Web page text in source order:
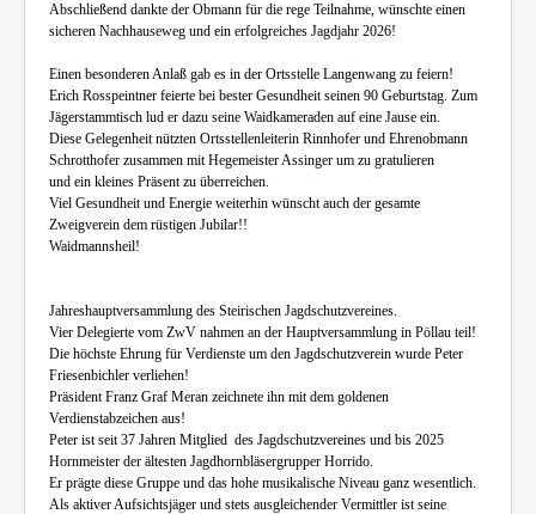
Abschließend dankte der Obmann für die rege Teilnahme, wünschte einen
sicheren Nachhauseweg und ein erfolgreiches Jagdjahr 2026!
Einen besonderen Anlaß gab es in der Ortsstelle Langenwang zu feiern!
Erich Rosspeintner feierte bei bester Gesundheit seinen 90 Geburtstag. Zum
Jägerstammtisch lud er dazu seine Waidkameraden auf eine Jause ein.
Diese Gelegenheit nützten Ortsstellenleiterin Rinnhofer und Ehrenobmann
Schrotthofer zusammen mit Hegemeister Assinger um zu gratulieren
und ein kleines Präsent zu überreichen.
Viel Gesundheit und Energie weiterhin wünscht auch der gesamte
Zweigverein dem rüstigen Jubilar!!
Waidmannsheil!
Jahreshauptversammlung des Steirischen Jagdschutzvereines.
Vier Delegierte vom ZwV nahmen an der Hauptversammlung in Pöllau teil!
Die höchste Ehrung für Verdienste um den Jagdschutzverein wurde Peter
Friesenbichler verliehen!
Präsident Franz Graf Meran zeichnete ihn mit dem goldenen
Verdienstabzeichen aus!
Peter ist seit 37 Jahren Mitglied des Jagdschutzvereines und bis 2025
Hornmeister der ältesten Jagdhornbläsergrupper Horrido.
Er prägte diese Gruppe und das hohe musikalische Niveau ganz wesentlich.
Als aktiver Aufsichtsjäger und stets ausgleichender Vermittler ist seine